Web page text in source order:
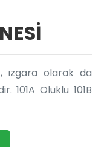
ızgara olarak da
101A Oluklu 101B